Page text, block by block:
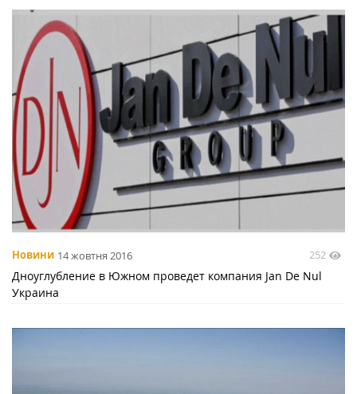
Новини 14 жовтня 2016 252
Дноуглубление в Южном проведет компания Jan De Nul
Украина